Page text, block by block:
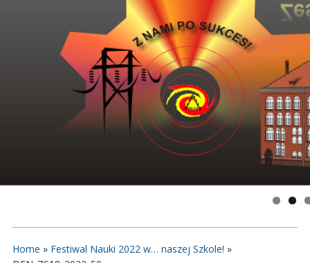
Home » Festiwal Nauki 2022 w… naszej Szkole! »